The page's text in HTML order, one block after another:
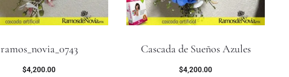
ramos_novia_0743
$4,200.00
Cascada de Sueños Azules
$4,200.00